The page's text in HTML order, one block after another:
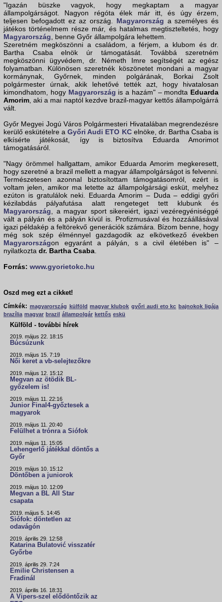
"Igazán büszke vagyok, hogy megkaptam a magyar
állampolgárságot. Nagyon régóta élek már itt, és úgy érzem,
teljesen befogadott ez az ország. Magyarország a személyes és
játékos történelmem része már, és hatalmas megtiszteltetés, hogy
Magyarország , benne Győr állampolgára lehettem.
Szeretném megköszönni a családom, a férjem, a klubom és dr.
Bartha Csaba elnök úr támogatását. Továbbá szeretném
megköszönni ügyvédem, dr. Németh Imre segítségét az egész
folyamatban. Különösen szeretnék köszönetet mondani a magyar
kormánynak, Győrnek, minden polgárának, Borkai Zsolt
polgármester úrnak, akik lehetővé tették azt, hogy hivatalosan
kimondhatom, hogy Magyarország is a hazám" – mondta Eduarda
Amorim , aki a mai naptól kezdve brazil-magyar kettős állampolgárrá
vált.
Győr Megyei Jogú Város Polgármesteri Hivatalában megrendezésre
kerülő eskütételre aGyőri Audi ETO KCelnöke, dr. Bartha Csaba is
elkísérte játékosát, így is biztosítva Eduarda Amorimot
támogatásáról.
"Nagy örömmel hallgattam, amikor Eduarda Amorim megkeresett,
hogy szeretné a brazil mellett a magyar állampolgárságot is felvenni.
Természetesen azonnal biztosítottam támogatásomról, ezért is
voltam jelen, amikor ma letette az állampolgársági esküt, melyhez
ezúton is gratulálok neki. Eduarda Amorim – Duda – eddigi győri
kézilabdás pályafutása alatt rengeteget tett klubunk és
Magyarország , a magyar sport sikereiért, igazi vezéregyéniséggé
vált a pályán és a pályán kívül is. Profizmusával és hozzáállásával
igazi példakép a feltörekvő generációk számára. Bízom benne, hogy
még sok szép élménnyel gazdagodik az elkövetkező években
Magyarországon egyaránt a pályán, s a civil életében is" –
nyilatkozta dr. Bartha Csaba
Forrás: www.gyorietokc.hu
Oszd meg ezt a cikket!
Címkék: magyarország külföld magyar klubok győri audi eto kc bajnokok ligája
brazília magyar brazil állampolgár kettős eskü
Külföld - további hírek
2019. május 22. 18:15
Búcsúzunk
2019. május 15. 7:19
Női keret a vb-selejtezőkre
2019. május 12. 15:12
Megvan az ötödik BL-
győzelem is!
2019. május 11. 22:16
Junior Final4-győztesek a
magyarok
2019. május 11. 20:40
Felülhet a trónra a Siófok
2019. május 11. 15:05
Lehengerlő játékkal döntős a
Győr
2019. május 10. 15:12
Döntőben a juniorok
2019. május 10. 12:09
Megvan a BL All Star
csapata
2019. május 5. 14:45
Siófok: döntetlen az
odavágón
2019. április 29. 12:58
Katarina Bulatović visszatér
Győrbe
2019. április 29. 7:24
Emilie Christensen a
Fradinál
2019. április 16. 18:31
A Vipers-szel elődöntőzik az